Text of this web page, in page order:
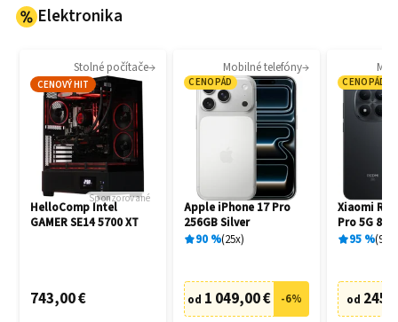
Elektronika
Stolné počítače
CENOVÝ HIT
Sponzorované
HelloComp Intel
GAMER SE14 5700 XT
743,00 €
Mobilné telefóny
CENOPÁD
Apple iPhone 17 Pro
256GB Silver
90% 25x
od 1 049,00 € -6%
CENOPÁD
Xiaomi
Pro 5G
Black
95% 94
od